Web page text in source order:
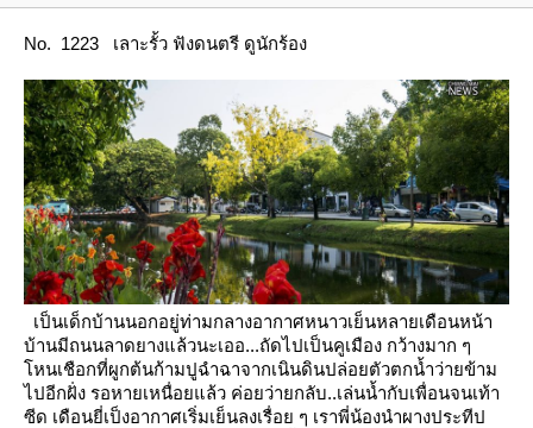
No. 1223 เลาะรั้ว ฟังดนตรี ดูนักร้อง
เป็นเด็กบ้านนอกอยู่ท่ามกลางอากาศหนาวเย็นหลายเดือนหน้า
บ้านมีถนนลาดยางแล้วนะเออ...ถัดไปเป็นคูเมือง กว้างมาก ๆ
หนเชือกที่ผูกต้นก้ามปูฉำฉาจากเนินดินปล่อยตัวตกน้ำว่ายข้าม
ไปอีกฝั่ง รอหายเหนื่อยแล้ว ค่อยว่ายกลับ..เล่นน้ำกับเพื่อนจนเท้า
ซีด เดือนยี่เป็งอากาศเริ่มเย็นลงเรื่อย ๆ เราพี่น้องนำผางประทีป